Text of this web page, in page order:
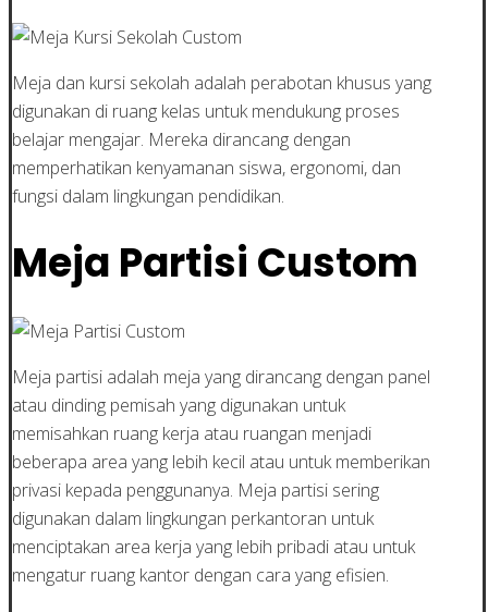
Meja dan kursi sekolah adalah perabotan khusus yang
digunakan di ruang kelas untuk mendukung proses
belajar mengajar. Mereka dirancang dengan
memperhatikan kenyamanan siswa, ergonomi, dan
fungsi dalam lingkungan pendidikan.
Meja Partisi Custom
Meja partisi adalah meja yang dirancang dengan panel
atau dinding pemisah yang digunakan untuk
memisahkan ruang kerja atau ruangan menjadi
beberapa area yang lebih kecil atau untuk memberikan
privasi kepada penggunanya. Meja partisi sering
digunakan dalam lingkungan perkantoran untuk
menciptakan area kerja yang lebih pribadi atau untuk
mengatur ruang kantor dengan cara yang efisien.